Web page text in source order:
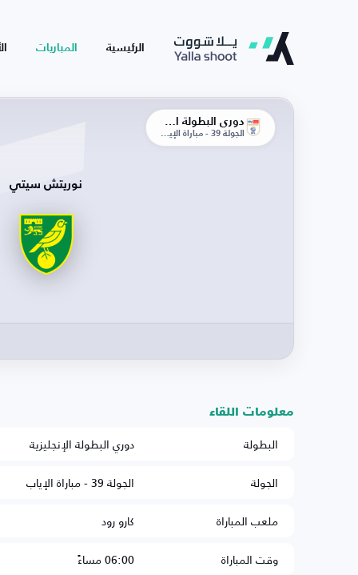
الرئيسية المباريات
الجولة 39 - مباراة الإياب
نوريتش سيتي
معلومات اللقاء
البطولة
دوري البطولة الإنجليزية
الجولة
الجولة 39 - مباراة الإياب
ملعب المباراة
كارو رود
وقت المباراة
06:00 مساءً